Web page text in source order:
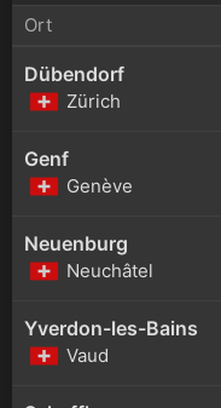
Ort
Dübendorf
Zürich
Genf
Genève
Neuenburg
Neuchâtel
Yverdon-les-Bains
Vaud